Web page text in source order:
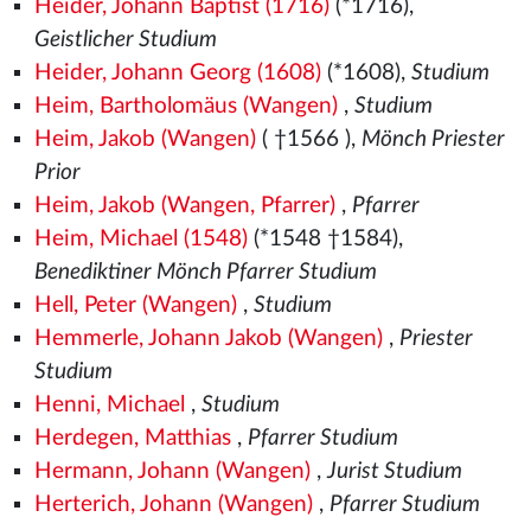
Heider, Johann Baptist (1716)(*1716),
Geistlicher Studium
Heider, Johann Georg (1608)(*1608), Studium
Heim, Bartholomäus (Wangen), Studium
Heim, Jakob (Wangen)( †1566 ), Mönch Priester
Prior
Heim, Jakob (Wangen, Pfarrer), Pfarrer
Heim, Michael (1548)(*1548 †1584),
Benediktiner Mönch Pfarrer Studium
Hell, Peter (Wangen), Studium
Hemmerle, Johann Jakob (Wangen), Priester
Studium
Henni, Michael , Studium
Herdegen, Matthias, Pfarrer Studium
Hermann, Johann (Wangen),Jurist Studium
Herterich, Johann (Wangen), Pfarrer Studium